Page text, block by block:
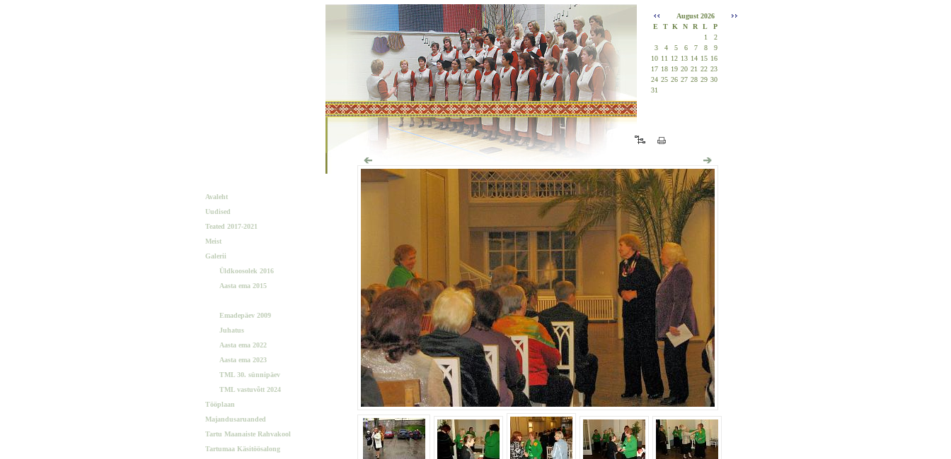
August 2026
E
T K N R L
P
1
2
3
4 5 6 7 8
9
10 11 12 13 14 15 16
17 18 19 20 21 22 23
24 25 26 27 28 29 30
31
Avaleht
Uudised
Teated 2017-2021
Meist
Galerii
Üldkoosolek 2016
Aasta ema 2015
Emadepäev 2009
Juhatus
Aasta ema 2022
Aasta ema 2023
TML 30. sünnipäev
TML vastuvõtt 2024
Tööplaan
Majandusaruanded
Tartu Maanaiste Rahvakool
Tartumaa Käsitöösalong